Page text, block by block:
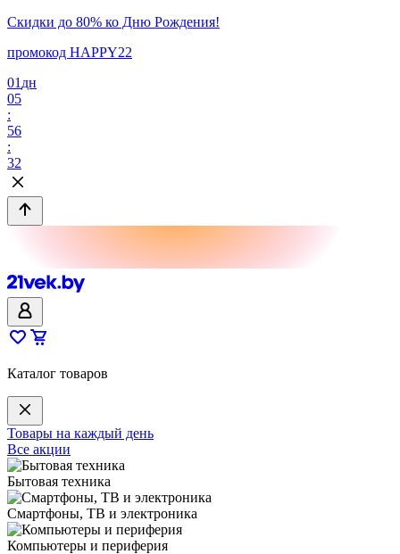
Скидки до 80% ко Дню Рождения!
промокод HAPPY22
01 дн
05
:
56
:
32
Каталог товаров
Товары на каждый день
Все акции
Бытовая техника
Смартфоны, ТВ и электроника
Компьютеры и периферия